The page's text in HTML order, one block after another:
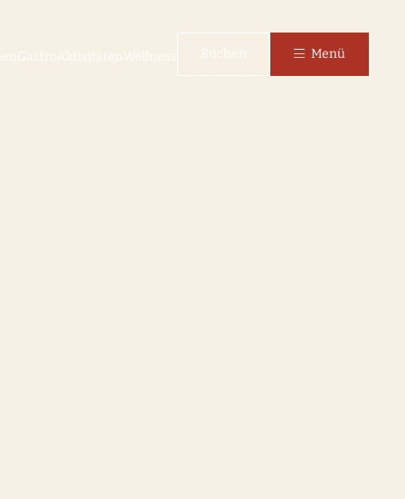
GastroAktivitätenWellness Buchen Menü